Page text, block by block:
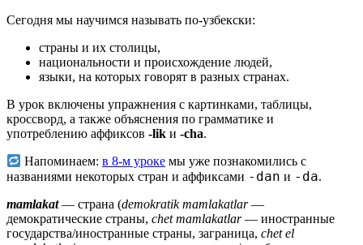
Сегодня мы научимся называть по-узбекски:
страны и их столицы,
национальности и происхождение людей,
языки, на которых говорят в разных странах.
В урок включены упражнения с картинками, таблицы,
кроссворд, а также объяснения по грамматике и
употреблению аффиксов -lik и -cha.
Напоминаем:в 8-м уроке мы уже познакомились с
названиями некоторых стран и аффиксами -dan и -da.
mamlakat— страна (demokratik mamlakatlar—
демократические страны, chet mamlakatlar— иностранные
государства/иностранные страны, заграница, chet el